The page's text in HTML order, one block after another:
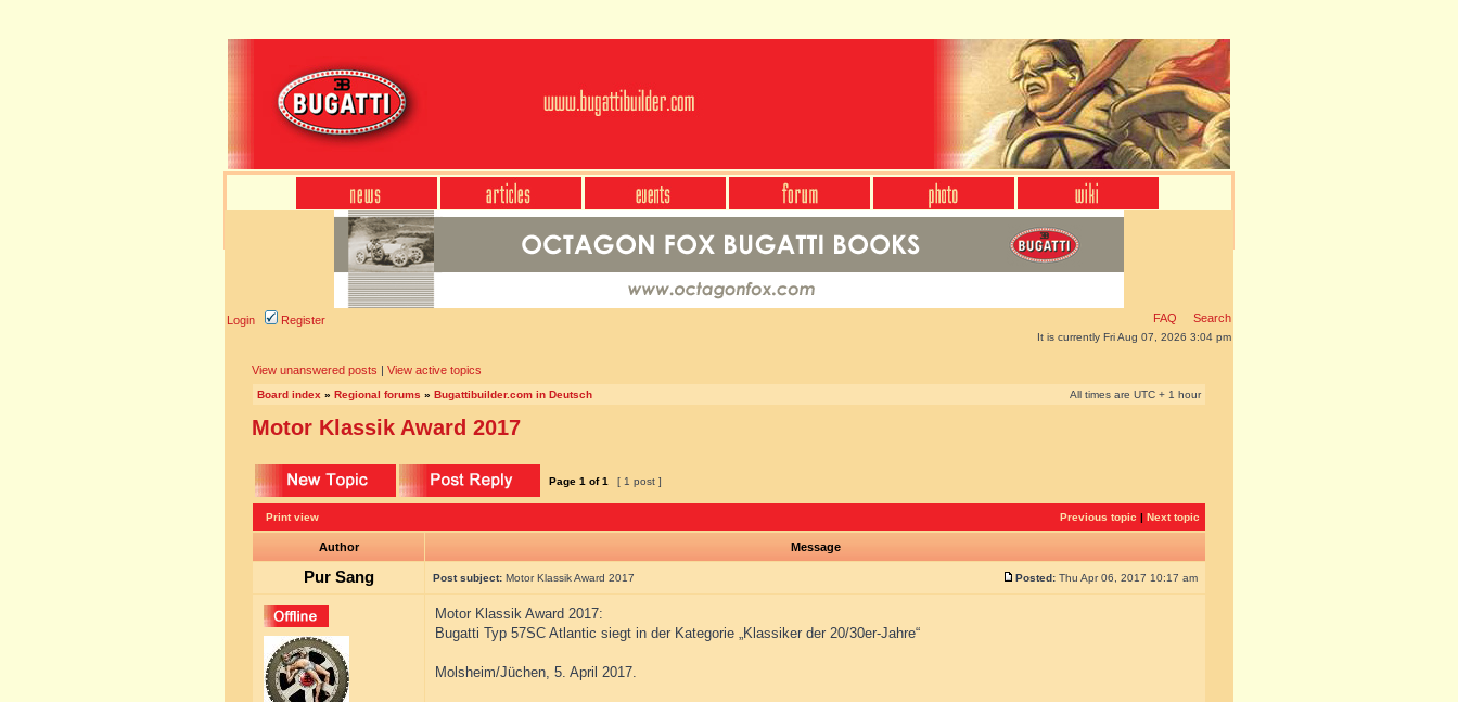
Login Register FAQ Search
It is currently Fri Aug 07, 2026 3:04 pm
View unanswered posts | View active topics
Board index » Regional forums » Bugattibuilder.com in Deutsch All times are UTC + 1 hour
Motor Klassik Award 2017
Page 1 of1 [ 1 post ]
Print view Previous topic | Next topic
Author Message
Pur Sang Post subject: Motor Klassik Award 2017 Posted: Thu Apr 06, 2017 10:17 am
Motor Klassik Award 2017:
Bugatti Typ 57SC Atlantic siegt in der Kategorie „Klassiker der 20/30er-Jahre“
Molsheim/Jüchen, 5. April 2017.